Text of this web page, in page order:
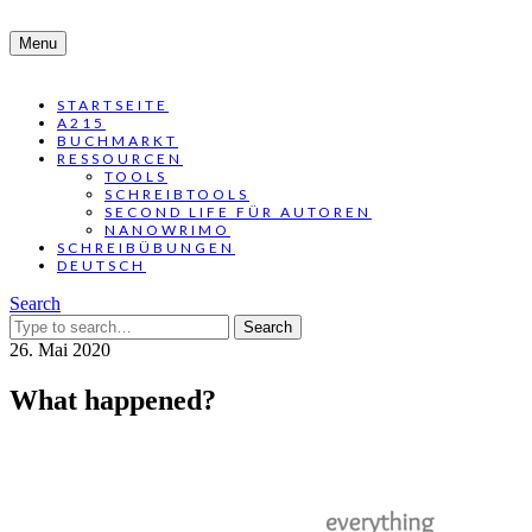
Menu
STARTSEITE
A215
BUCHMARKT
RESSOURCEN
TOOLS
SCHREIBTOOLS
SECOND LIFE FÜR AUTOREN
NANOWRIMO
SCHREIBÜBUNGEN
DEUTSCH
Search
Search
for:
26. Mai 2020
What happened?